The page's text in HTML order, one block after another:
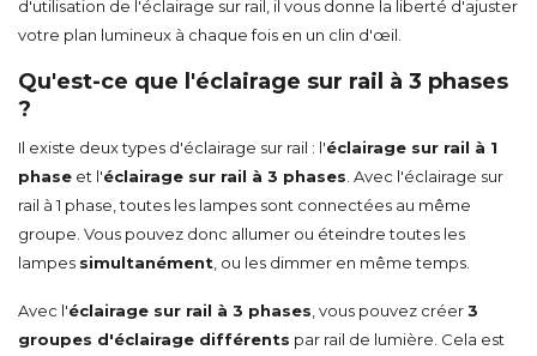
d'utilisation de l'éclairage sur rail, il vous donne la liberté d'ajuster
votre plan lumineux à chaque fois en un clin d'œil.
Qu'est-ce que l'éclairage sur rail à 3 phases
?
Il existe deux types d'éclairage sur rail : l'éclairage sur rail à 1
phase et l'éclairage sur rail à 3 phases . Avec l'éclairage sur
rail à 1 phase, toutes les lampes sont connectées au même
groupe. Vous pouvez donc allumer ou éteindre toutes les
lampes simultanément , ou les dimmer en même temps.
Avec l'éclairage sur rail à 3 phases , vous pouvez créer3
groupes d'éclairage différents par rail de lumière. Cela est